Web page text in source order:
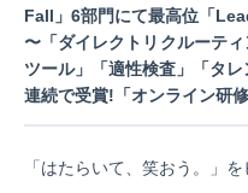
Fall」6部門にて最高位「
〜「ダイレクトリクルーテ
ツール」「適性検査」「タ
連続で受賞!「オンライン研
「はたらいて、笑おう。」